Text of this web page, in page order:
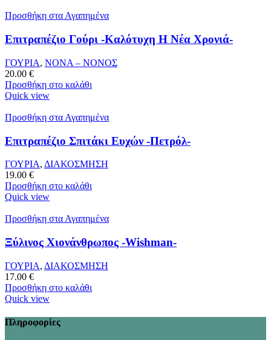
Προσθήκη στα Αγαπημένα
Επιτραπέζιο Γούρι -Καλότυχη Η Νέα Χρονιά-
ΓΟΥΡΙΑ, ΝΟΝΑ – ΝΟΝΟΣ
20.00 €
Προσθήκη στο καλάθι
Quick view
Προσθήκη στα Αγαπημένα
Επιτραπέζιο Σπιτάκι Ευχών -Πετρόλ-
ΓΟΥΡΙΑ, ΔΙΑΚΟΣΜΗΣΗ
19.00 €
Προσθήκη στο καλάθι
Quick view
Προσθήκη στα Αγαπημένα
Ξύλινος Χιονάνθρωπος -Wishman-
ΓΟΥΡΙΑ, ΔΙΑΚΟΣΜΗΣΗ
17.00 €
Προσθήκη στο καλάθι
Quick view
Πληροφορίες